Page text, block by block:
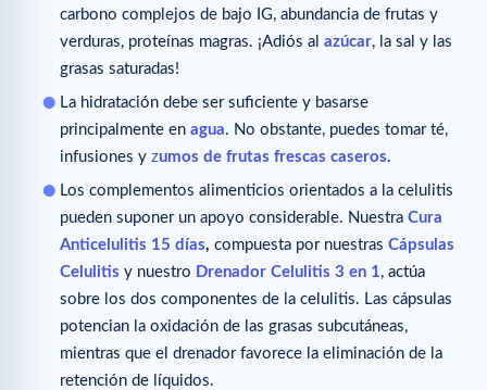
carbono complejos de bajo IG, abundancia de frutas y
verduras, proteínas magras. ¡Adiós al azúcar, la sal y las
grasas saturadas!
La hidratación debe ser suficiente y basarse
principalmente en agua. No obstante, puedes tomar té,
infusiones y zumos de frutas frescas caseros.
Los complementos alimenticios orientados a la celulitis
pueden suponer un apoyo considerable. Nuestra Cura
Anticelulitis 15 días, compuesta por nuestras Cápsulas
Celulitis y nuestro Drenador Celulitis 3 en 1, actúa
sobre los dos componentes de la celulitis. Las cápsulas
potencian la oxidación de las grasas subcutáneas,
mientras que el drenador favorece la eliminación de la
retención de líquidos.